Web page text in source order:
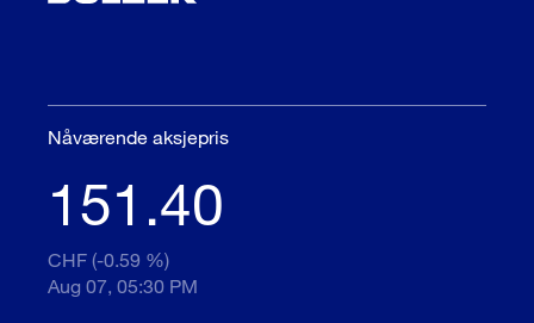
Nåværende aksjepris
151.40
CHF (-0.59 %)
Aug 07, 05:30 PM